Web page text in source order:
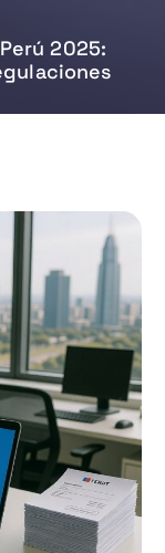
2025: